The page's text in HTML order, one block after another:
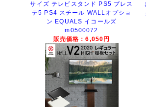
サイズ テレビスタンド PS5 プレス
テ5 PS4 スチール WALLオプショ
ン EQUALS イコールズ
m0500072
販売価格：6,050円